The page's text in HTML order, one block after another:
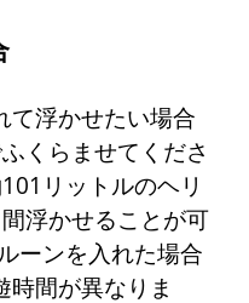
て浮かせたい場合
くらませてくださ
リットルのヘリ
浮かせることが可
ーンを入れた場合
時間が異なりま